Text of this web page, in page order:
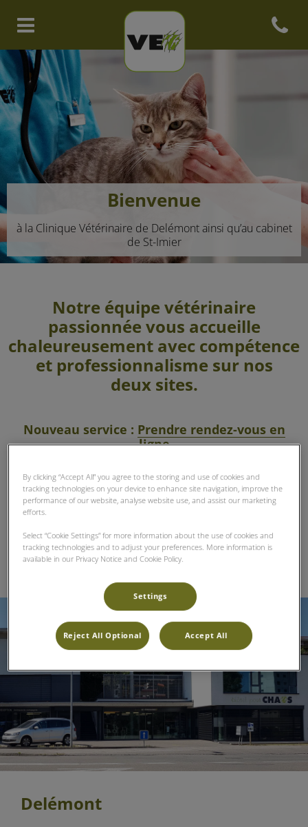
Page d'accueil de Clinique
Open
Bienvenue
à la Clinique Vétérinaire de Delémont ainsi qu’au cabinet
de St-Imier
Notre équipe vétérinaire
passionnée vous accueille
chaleureusement avec compétence
et professionnalisme sur nos
deux sites.
Nouveau service : Prendre rendez-vous en
ligne
Delémont
By clicking “Accept All” you agree to the storing and use of cookies and
tracking technologies on your device to enhance site navigation, improve the
performance of our website, analyse website use, and assist our marketing
efforts.
Select “Cookie Settings” for more information about the use of cookies and
tracking technologies and to adjust your preferences. More information is
available in our Privacy Notice and Cookie Policy.
Settings
Reject All Optional Accept All